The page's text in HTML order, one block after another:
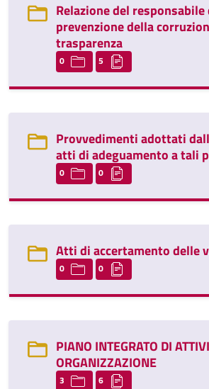
Relazione del responsabile
prevenzione della
trasparenza
0 5
Provvedimenti adottati
atti di adeguamento a tali
0 0
Atti di accertamento delle
0 0
PIANO INTEGRATO DI
ORGANIZZAZIONE
3 6